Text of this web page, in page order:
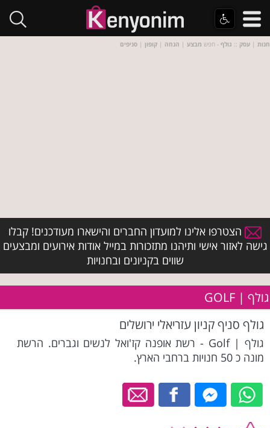
חנות | עסק :: גולף - חפש מבצע | הנחה | קופון | סניפים
הצטרפו אלינו למועדון החברים והישארו מעודכנים! קבלו
גישה לאזור אישי ותיהנו מתזכורות במייל אודות אירועים ומבצעים
שווים בקניונים ובחנויות
גולף | GOLF
גולף סניף קניון עזריאלי ירושלים
גולף | Golf - רשת אופנה קז'ואל לנשים וגברים. הרשת
מונה כ 50 חנויות ברחבי הארץ.